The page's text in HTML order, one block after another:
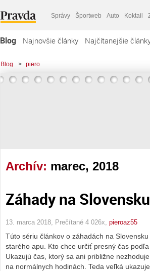
Správy Športweb Auto Koktail
Blog Najnovšie články Najčítanejšie
Blog > piero
Archív: marec, 2018
Záhady na
13. marca 2018, Prečítané 4 026x, pieroaz55
Túto sériu článkov o záhadách na
starého apu. Kto chce určiť presný čas
Ukazujú čas, ktorý sa ani približne
na normálnych hodinách. Teda veľká